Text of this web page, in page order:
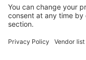
Cele mai
Hoteluri în Franţa -